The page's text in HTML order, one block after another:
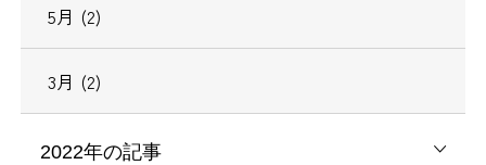
5月 (2)
3月 (2)
2022年の記事